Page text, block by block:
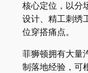
核心定位，以分
设计、精工刺绣
位穿搭痛点。
菲狮顿拥有大量
制落地经验，可